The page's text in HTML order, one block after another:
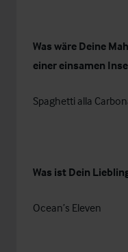
Was wäre Deine
einer einsamen
Spaghetti alla
Was ist Dein
Ocean’s Eleven